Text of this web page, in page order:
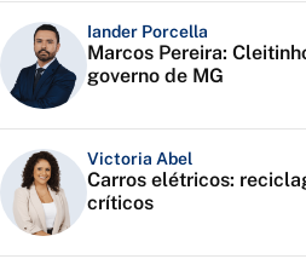
Iander Porcella
Marcos Pereira:
governo de MG
Victoria Abel
Carros elétricos:
críticos